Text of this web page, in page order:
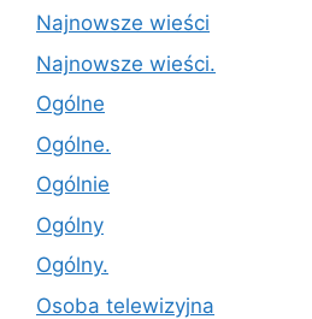
Najnowsze wieści
Najnowsze wieści.
Ogólne
Ogólne.
Ogólnie
Ogólny
Ogólny.
Osoba telewizyjna